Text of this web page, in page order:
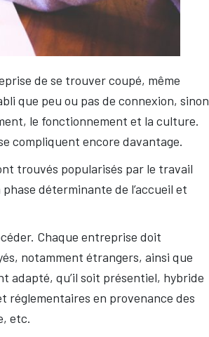
de se trouver coupé, même
que peu ou pas de connexion, sinon
le fonctionnement et la culture.
compliquent encore davantage.
trouvés popularisés par le travail
déterminante de l’accueil et
Chaque entreprise doit
notamment étrangers, ainsi que
adapté, qu’il soit présentiel, hybride
réglementaires en provenance des
etc.